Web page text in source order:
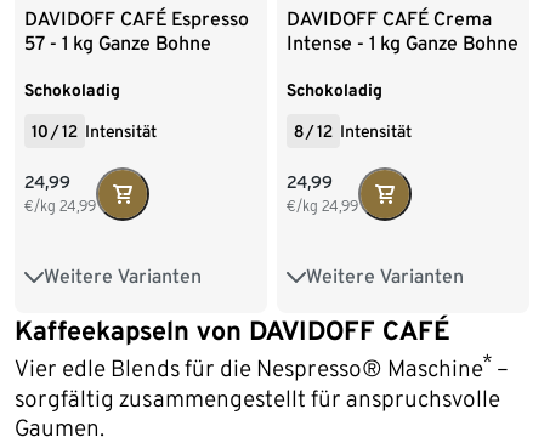
DAVIDOFF CAFÉ Espresso
57 - 1 kg Ganze Bohne
Schokoladig
10 /12 Intensität
24,99
€/kg 24,99
Weitere Varianten
1 kg Ganze Bohne
8 x 1 kg Ganze Bohne
DAVIDOFF CAFÉ Crema
Intense - 1 kg Ganze Bohne
Schokoladig
8/12 Intensität
24,99
€/kg 24,99
Weitere Varianten
1 kg Ganze Bohne
8 x 1 kg Ganze Bohne
Kaffeekapseln von DAVIDOFF CAFÉ
Vier edle Blends für die Nespresso® Maschine* –
sorgfältig zusammengestellt für anspruchsvolle
Gaumen.